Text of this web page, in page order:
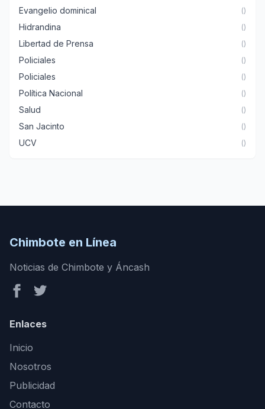
Evangelio dominical ()
Hidrandina ()
Libertad de Prensa ()
Policiales ()
Policiales ()
Política Nacional ()
Salud ()
San Jacinto ()
UCV ()
Chimbote en Línea
Noticias de Chimbote y Áncash
Enlaces
Inicio
Nosotros
Publicidad
Contacto